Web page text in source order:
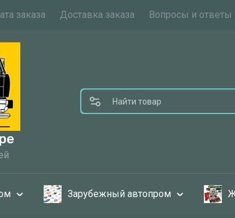
заказа Доставка заказа Вопросы и ответы
Зарубежный автопром